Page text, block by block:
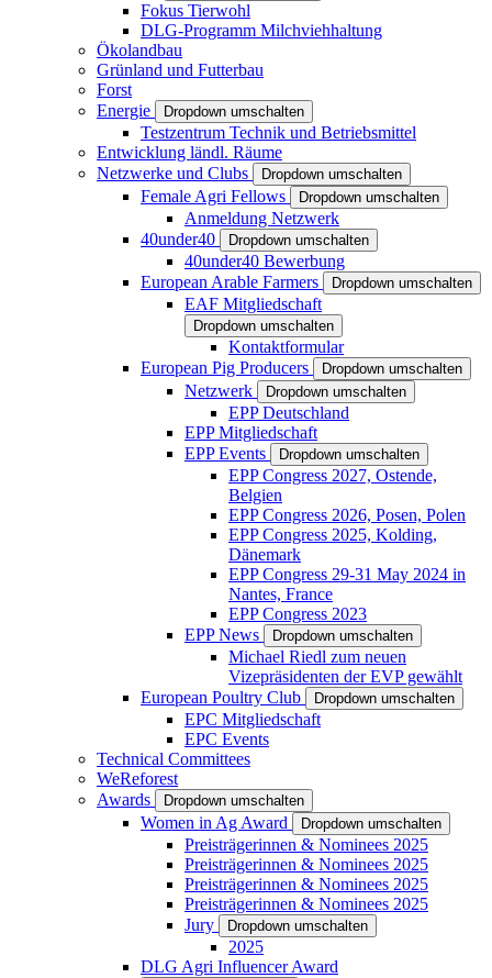
Fokus Tierwohl
DLG-Programm Milchviehhaltung
Ökolandbau
Grünland und Futterbau
Forst
Energie
Dropdown umschalten
Testzentrum Technik und Betriebsmittel
Entwicklung ländl. Räume
Netzwerke und Clubs
Dropdown umschalten
Female Agri Fellows Dropdown umschalten
Anmeldung Netzwerk
40under40
Dropdown umschalten
40under40 Bewerbung
European Arable Farmers
Dropdown umschalten
EAF Mitgliedschaft
Dropdown umschalten
Kontaktformular
European Pig Producers
Dropdown umschalten
Netzwerk Dropdown umschalten
EPP Deutschland
EPP Mitgliedschaft
EPP Events
Dropdown umschalten
EPP Congress 2027, Ostende,
Belgien
EPP Congress 2026, Posen, Polen
EPP Congress 2025, Kolding,
Dänemark
EPP Congress 29-31 May 2024 in
Nantes, France
EPP Congress 2023
EPP News
Dropdown umschalten
Michael Riedl zum neuen
Vizepräsidenten der EVP gewählt
European Poultry Club
Dropdown umschalten
EPC Mitgliedschaft
EPC Events
Technical Committees
WeReforest
Awards
Dropdown umschalten
Women in Ag Award Dropdown umschalten
Preisträgerinnen & Nominees 2025
Preisträgerinnen & Nominees 2025
Preisträgerinnen & Nominees 2025
Preisträgerinnen & Nominees 2025
Jury
Dropdown umschalten
2025
DLG Agri Influencer Award